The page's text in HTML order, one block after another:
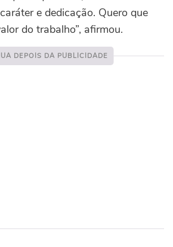
e dedicação. Quero que
do trabalho”, afirmou.